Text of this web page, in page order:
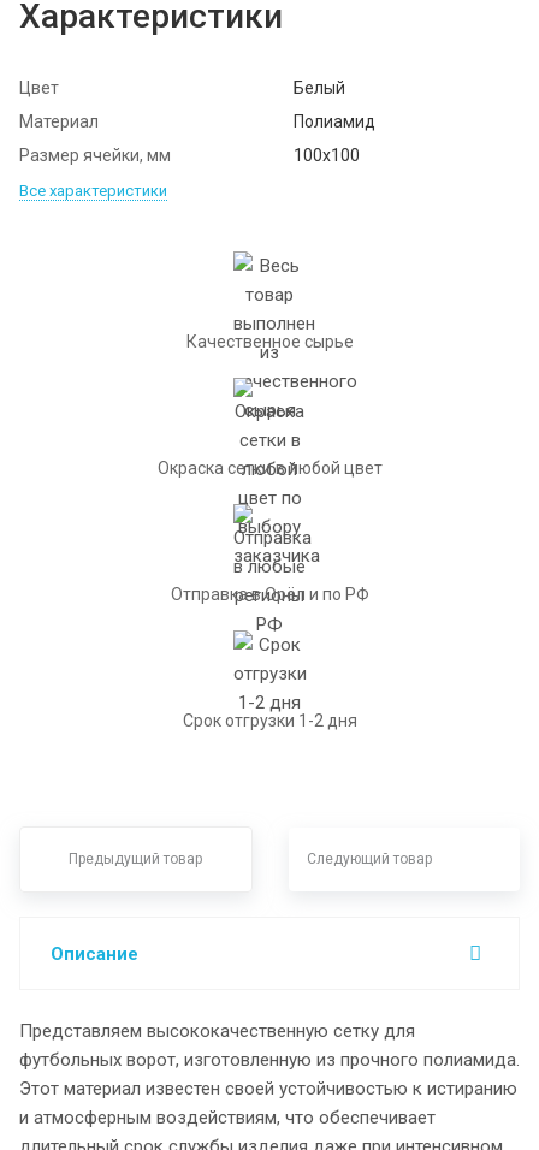
Характеристики
Цвет
Белый
Материал
Полиамид
Размер ячейки, мм
100х100
Все характеристики
Качественное сырье
Окраска сетки в любой цвет
Отправка в Орёл и по РФ
Срок отгрузки 1-2 дня
Предыдущий товар Следующий товар
Описание
Представляем высококачественную сетку для
футбольных ворот, изготовленную из прочного полиамида.
Этот материал известен своей устойчивостью к истиранию
и атмосферным воздействиям, что обеспечивает